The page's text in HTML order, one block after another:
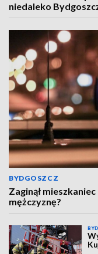
niedaleko
BYDGOSZCZ
Zaginął
mężczyznę?